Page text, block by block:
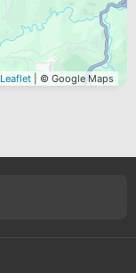
Leaflet | © Google Maps